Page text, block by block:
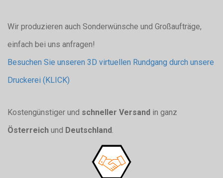
Wir produzieren auch Sonderwünsche und Großaufträge,
einfach bei uns anfragen!
Besuchen Sie unseren 3D virtuellen Rundgang durch unsere
Druckerei (KLICK)
Kostengünstiger und schneller Versand in ganz
Österreich und Deutschland.